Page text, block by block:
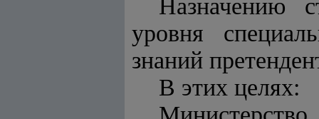
Назначению
уровня
знаний
В этих целях: